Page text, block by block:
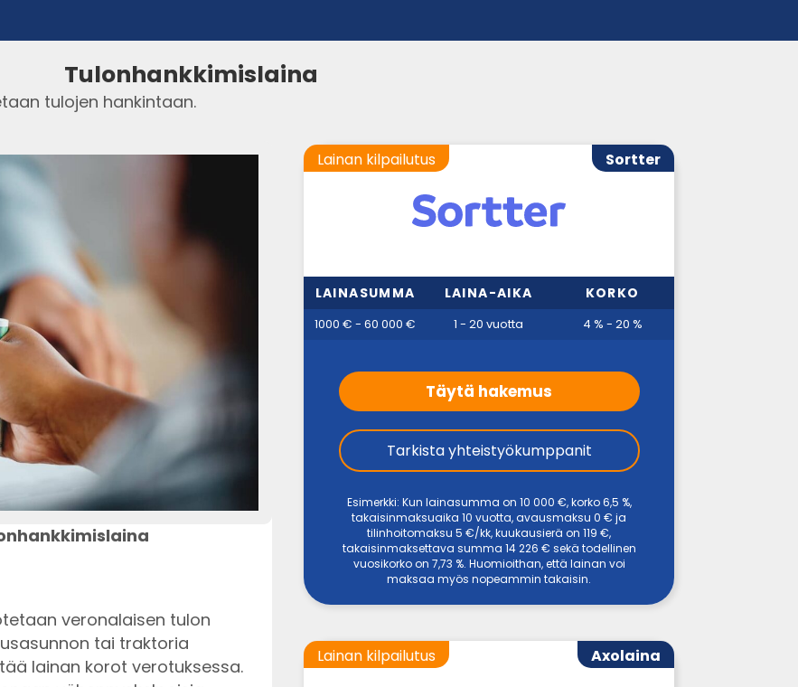
Tulonhankkimislaina
tulojen hankintaan.
veronalaisen tulon
tai traktoria
lainan korot verotuksessa.
Sortter
Lainan kilpailutus
LAINASUMMA LAINA-AIKA KORKO
1000 € - 60 000 € 1 - 20 vuotta 4 % - 20 %
Täytä hakemus
Tarkista yhteistyökumppanit
Esimerkki: Kun lainasumma on 10 000 €, korko 6,5 %,
takaisinmaksuaika 10 vuotta, avausmaksu 0 € ja
tilinhoitomaksu 5 €/kk, kuukausierä on 119 €,
takaisinmaksettava summa 14 226 € sekä todellinen
vuosikorko on 7,73 %. Huomioithan, että lainan voi
maksaa myös nopeammin takaisin.
Axolaina
Lainan kilpailutus